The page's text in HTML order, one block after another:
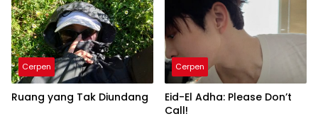
Cerpen
Ruang yang Tak Diundang
Cerpen
Eid-El Adha: Please Don’t
Call!